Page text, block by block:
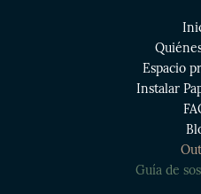
Espacio
Instalar
Guía de